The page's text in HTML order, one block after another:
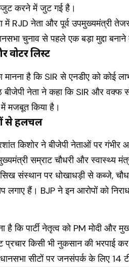
करने में जुट गई है।
में RJD नेता और पूर्व उपमुख्यमंत्री
चुनाव से पहले एक बड़ा मुद्दा
वोटर लिस्ट
है कि SIR से एनडीए को कोई
बीजेपी नेता ने कहा कि SIR और
मजबूत किया है।
से हलचल
किशोर ने बीजेपी नेताओं पर गंभीर
सम्राट चौधरी और स्वास्थ्य
संस्थान पर धोखाधड़ी से कब्जे,
लगाए हैं। BJP ने इन आरोपों को
है कि पार्टी नेतृत्व को PM मोदी और
किसी भी नुकसान की भरपाई
सीटों पर जनसंपर्क के लिए 14